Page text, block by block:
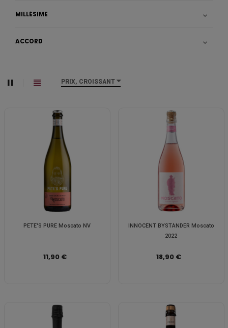
MILLÉSIME 
ACCORD 
PRIX, CROISSANT
PETE'S PURE Moscato NV
11,90 €
INNOCENT BYSTANDER Moscato
2022
18,90 €